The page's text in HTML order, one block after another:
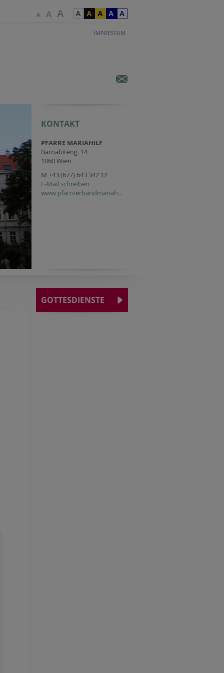
IMPRESSUM
KONTAKT
PFARRE MARIAHILF
Barnabiteng. 14
1060 Wien
M +43 (677) 643 342 12
E-Mail schreiben
www.pfarrverbandmariah...
GOTTESDIENSTE